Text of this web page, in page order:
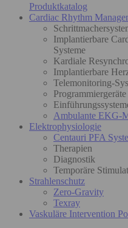
Produktkatalog
Cardiac Rhythm
Implantierbare
Systeme
Kardiale
Implantierbare
Telemonitoring-
Ambulante EKG-
Elektrophysiologie
Centauri PFA
Therapien
Diagnostik
Temporäre
Strahlenschutz
Zero-Gravity
Texray
Vaskuläre Intervention